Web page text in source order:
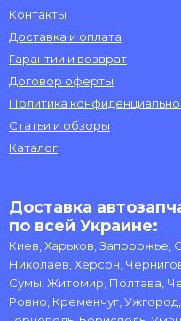
Контакты
Доставка и оплата
Гарантии и возврат
Договор оферты
Политика
Статьи и обзоры
Каталог
Доставка
по всей Украине:
Киев, Харьков, Запорожье,
Николаев, Херсон,
Сумы, Житомир, Полтава,
Ровно, Кременчуг,